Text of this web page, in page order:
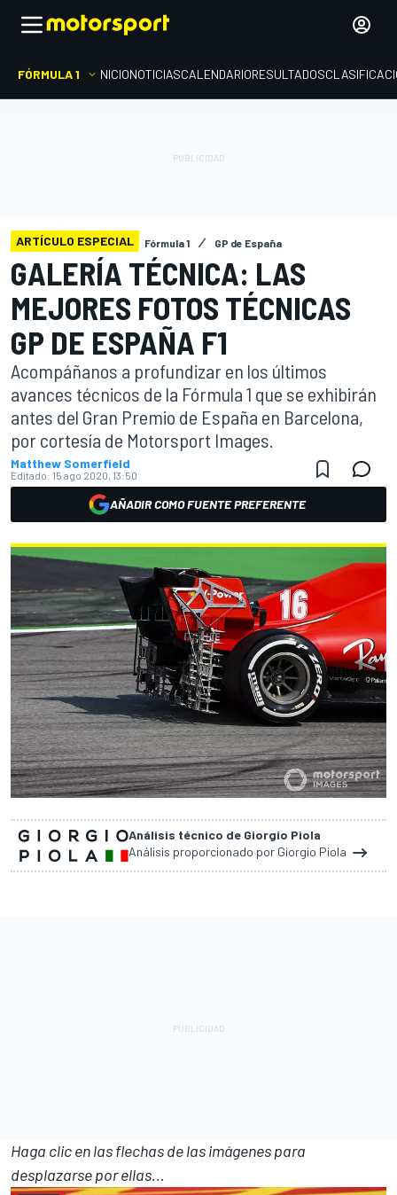
FÓRMULA 1 INICIONOTICIASCALENDARIORESULTADOS
ARTÍCULO ESPECIAL Fórmula 1 GP de España
GALERÍA TÉCNICA: LAS
MEJORES FOTOS TÉCNICAS
GP DE ESPAÑA F1
Acompáñanos a profundizar en los últimos
avances técnicos de la Fórmula 1 que se exhibirán
antes del Gran Premio de España en Barcelona,
por cortesía de Motorsport Images.
Matthew Somerfield
Editado: 15 ago 2020, 13:50
AÑADIR COMO FUENTE PREFERENTE
Análisis técnico de Giorgio Piola
Análisis proporcionado por Giorgio Piola
Haga clic en las flechas de las imágenes para
desplazarse por ellas...